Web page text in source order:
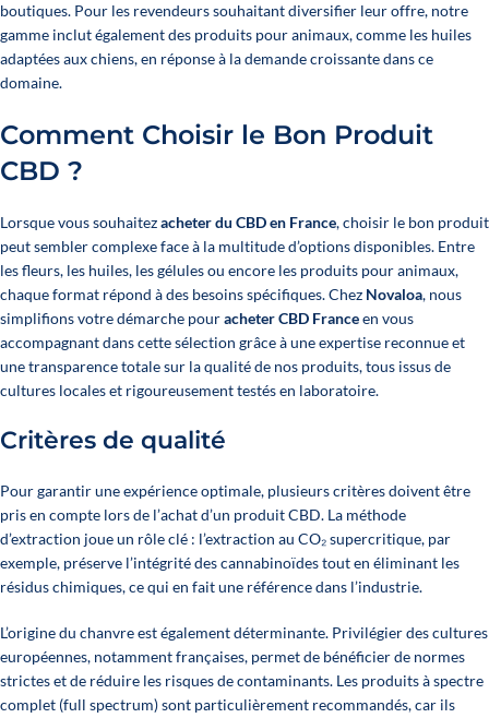
boutiques. Pour les revendeurs souhaitant diversifier leur offre, notre
gamme inclut également des produits pour animaux, comme les huiles
adaptées aux chiens, en réponse à la demande croissante dans ce
domaine.
Comment Choisir le Bon Produit
CBD ?
Lorsque vous souhaitezacheter du CBD en France, choisir le bon produit
peut sembler complexe face à la multitude d’options disponibles. Entre
les fleurs, les huiles, les gélules ou encore les produits pour animaux,
chaque format répond à des besoins spécifiques. Chez Novaloa, nous
simplifions votre démarche pouracheter CBD Franceen vous
accompagnant dans cette sélection grâce à une expertise reconnue et
une transparence totale sur la qualité de nos produits, tous issus de
cultures locales et rigoureusement testés en laboratoire.
Critères de qualité
Pour garantir une expérience optimale, plusieurs critères doivent être
pris en compte lors de l’achat d’un produit CBD. La méthode
d’extraction joue un rôle clé : l’extraction au CO₂ supercritique, par
exemple, préserve l’intégrité des cannabinoïdes tout en éliminant les
résidus chimiques, ce qui en fait une référence dans l’industrie.
L’origine du chanvre est également déterminante. Privilégier des cultures
européennes, notamment françaises, permet de bénéficier de normes
strictes et de réduire les risques de contaminants. Les produits à spectre
complet (full spectrum) sont particulièrement recommandés, car ils